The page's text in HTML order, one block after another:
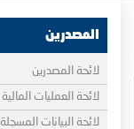
المصدرين
لائحة المصدرين
لائحة العمليات المالية
لائحة البيانات المسجلة